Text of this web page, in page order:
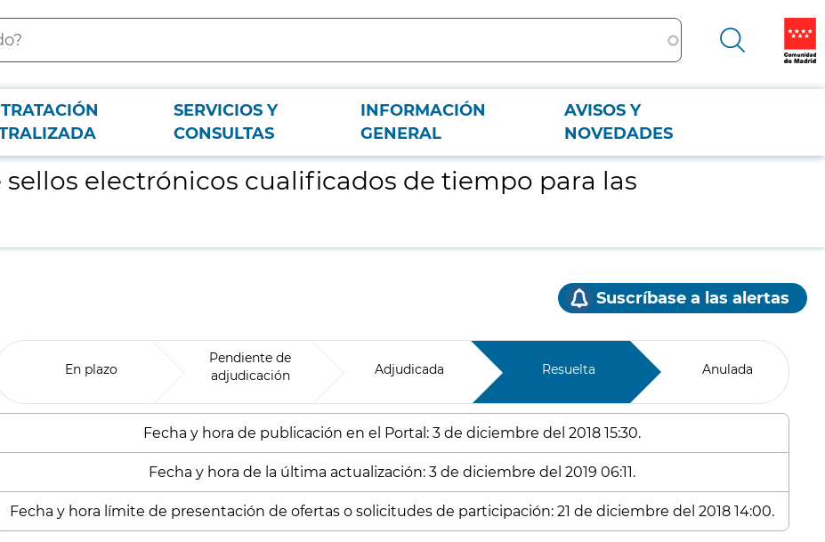
SERVICIOS Y
CONSULTAS
INFORMACIÓN
GENERAL
AVISOS Y
NOVEDADES
tiempo para las facturas electrónicas
electrónicos cualificados de tiempo para las
Suscríbase a las alertas
En plazo
Pendiente de
adjudicación
Adjudicada Resuelta Anulada
Fecha y hora de publicación en el Portal: 3 de diciembre del 2018 15:30.
Fecha y hora de la última actualización: 3 de diciembre del 2019 06:11.
Fecha y hora límite de presentación de ofertas o solicitudes de participación: 21 de diciembre del 2018 14:00.